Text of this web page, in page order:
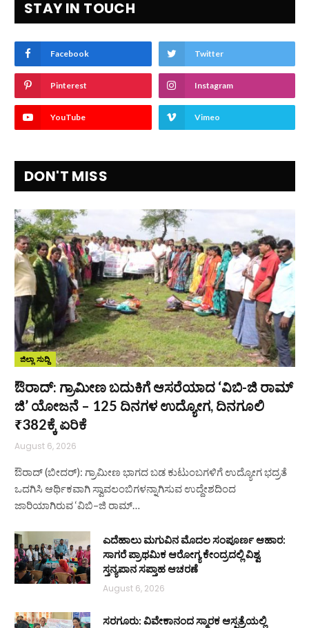
STAY IN TOUCH
Facebook Twitter
Pinterest Instagram
YouTube Vimeo
DON'T MISS
ಜಿಲ್ಲಾ ಸುದ್ದಿ
ಔರಾದ್: ಗ್ರಾಮೀಣ ಬದುಕಿಗೆ ಆಸರೆಯಾದ ‘ವಿಬಿ-ಜಿ ರಾಮ್
ಜಿ’ ಯೋಜನೆ – 125 ದಿನಗಳ ಉದ್ಯೋಗ, ದಿನಗೂಲಿ
₹382ಕ್ಕೆ ಏರಿಕೆ
August 6, 2026
ಔರಾದ್ (ಬೀದರ್): ಗ್ರಾಮೀಣ ಭಾಗದ ಬಡ ಕುಟುಂಬಗಳಿಗೆ ಉದ್ಯೋಗ ಭದ್ರತೆ
ಒದಗಿಸಿ ಆರ್ಥಿಕವಾಗಿ ಸ್ವಾವಲಂಬಿಗಳನ್ನಾಗಿಸುವ ಉದ್ದೇಶದಿಂದ
ಜಾರಿಯಾಗಿರುವ ‘ವಿಬಿ–ಜಿ ರಾಮ್…
ಎದೆಹಾಲು ಮಗುವಿನ ಮೊದಲ ಸಂಪೂರ್ಣ ಆಹಾರ:
ಸಾಗರೆ ಪ್ರಾಥಮಿಕ ಆರೋಗ್ಯ ಕೇಂದ್ರದಲ್ಲಿ ವಿಶ್ವ
ಸ್ತನ್ಯಪಾನ ಸಪ್ತಾಹ ಆಚರಣೆ
August 6, 2026
ಸರಗೂರು: ವಿವೇಕಾನಂದ ಸ್ಮಾರಕ ಆಸ್ಪತ್ರೆಯಲ್ಲಿ